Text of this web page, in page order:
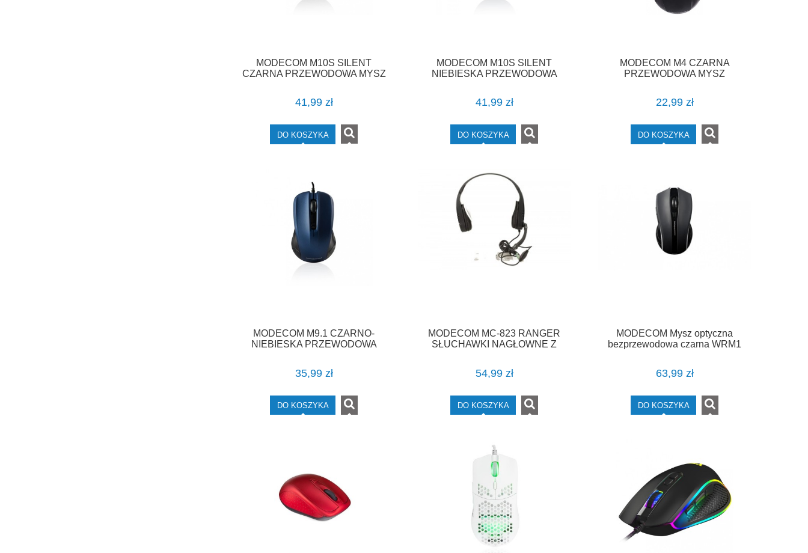
MODECOM M10S SILENT
CZARNA PRZEWODOWA MYSZ
41,99 zł
DO KOSZYKA
MODECOM M10S SILENT
NIEBIESKA PRZEWODOWA
41,99 zł
DO KOSZYKA
MODECOM M4 CZARNA
PRZEWODOWA MYSZ
22,99 zł
DO KOSZYKA
MODECOM M9.1 CZARNO-
NIEBIESKA PRZEWODOWA
35,99 zł
DO KOSZYKA
MODECOM MC-823 RANGER
SŁUCHAWKI NAGŁOWNE Z
54,99 zł
DO KOSZYKA
MODECOM Mysz optyczna
bezprzewodowa czarna WRM1
63,99 zł
DO KOSZYKA